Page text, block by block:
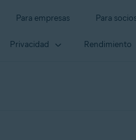
Para empresas Para
Privacidad Rendimiento